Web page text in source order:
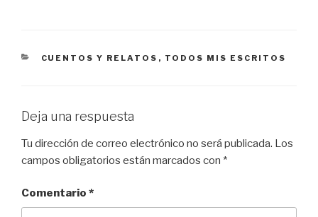
CATEGORÍAS
CUENTOS Y RELATOS , TODOS MIS ESCRITOS
Deja una respuesta
Tu dirección de correo electrónico no será publicada. Los
campos obligatorios están marcados con *
Comentario *